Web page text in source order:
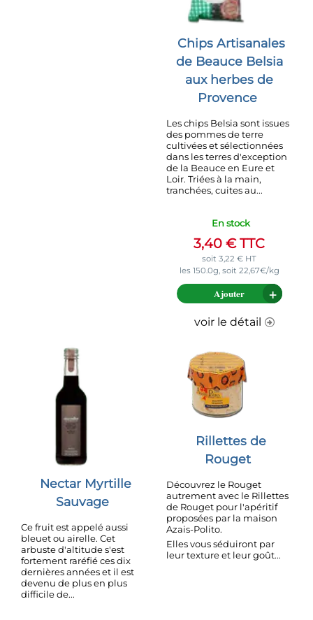
Chips Artisanales
de Beauce Belsia
aux herbes de
Provence
Les chips Belsia sont issues
des pommes de terre
cultivées et sélectionnées
dans les terres d'exception
de la Beauce en Eure et
Loir. Triées à la main,
tranchées, cuites au...
En stock
3,40 €TTC
soit 3,22 € HT
les 150.0g, soit 22,67€/kg
Ajouter
voir le détail
Nectar Myrtille
Sauvage
Ce fruit est appelé aussi
bleuet ou airelle. Cet
arbuste d'altitude s'est
fortement raréfié ces dix
dernières années et il est
devenu de plus en plus
difficile de...
Rillettes de
Rouget
Découvrez le Rouget
autrement avec le Rillettes
de Rouget pour l'apéritif
proposées par la maison
Azais-Polito.
Elles vous séduiront par
leur texture et leur goût...